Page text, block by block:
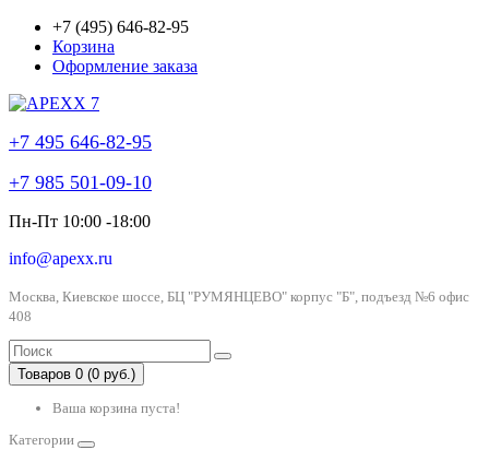
+7 (495) 646-82-95
Корзина
Оформление заказа
+7 495 646-82-95
+7 985 501-09-10
Пн-Пт 10:00 -18:00
info@apexx.ru
Москва, Киевское шоссе, БЦ "РУМЯНЦЕВО" корпус "Б", подъезд №6 офис
408
Товаров 0 (0 руб.)
Ваша корзина пуста!
Категории